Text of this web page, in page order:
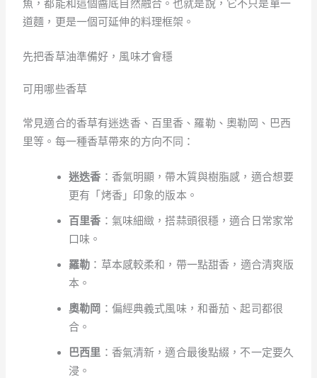
魚，都能和這個醬底自然融合。也就是說，它不只是單一
道麵，更是一個可延伸的料理框架。
先把香草油準備好，風味才會穩
可用哪些香草
常見適合的香草有迷迭香、百里香、羅勒、奧勒岡、巴西
里等。每一種香草帶來的方向不同：
迷迭香 ：香氣明顯，帶木質與樹脂感，適合想要
更有「烤香」印象的版本。
百里香 ：氣味細緻，搭蒜頭很穩，適合日常家常
口味。
羅勒 ：草本感較柔和，帶一點甜香，適合清爽版
本。
奧勒岡 ：偏經典義式風味，和番茄、起司都很
合。
巴西里 ：香氣清新，適合最後點綴，不一定要久
浸。